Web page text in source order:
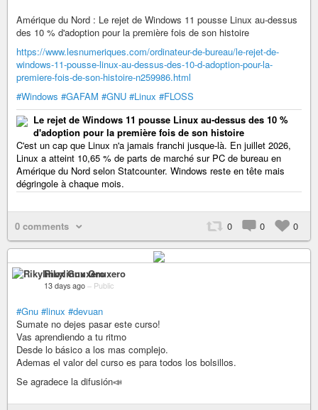
Amérique du Nord : Le rejet de Windows 11 pousse Linux au-dessus
des 10 % d'adoption pour la première fois de son histoire
https://www.lesnumeriques.com/ordinateur-de-bureau/le-rejet-de-
windows-11-pousse-linux-au-dessus-des-10-d-adoption-pour-la-
premiere-fois-de-son-histoire-n259986.html
#Windows #GAFAM #GNU #Linux #FLOSS
Le rejet de Windows 11 pousse Linux au-dessus des 10 %
d'adoption pour la première fois de son histoire
C'est un cap que Linux n'a jamais franchi jusque-là. En juillet 2026,
Linux a atteint 10,65 % de parts de marché sur PC de bureau en
Amérique du Nord selon Statcounter. Windows reste en tête mais
dégringole à chaque mois.
0 comments 0 0 0
Rikylinux Gnuxero
13 days ago – Public
#Gnu #linux #devuan
Sumate no dejes pasar este curso!
Vas aprendiendo a tu ritmo
Desde lo básico a los mas complejo.
Ademas el valor del curso es para todos los bolsillos.
Se agradece la difusión📣